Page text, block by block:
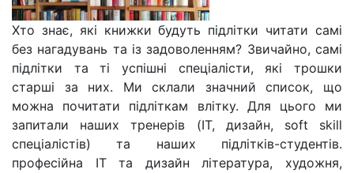
Хто знає, які книжки будуть підлітки читати самі
без нагадувань та із задоволенням? Звичайно, самі
підлітки та ті успішні спеціалісти, які трошки
старші за них. Ми склали значний список, що
можна почитати підліткам влітку. Для цього ми
запитали наших тренерів (IT, дизайн, soft skill
спеціалістів) та наших підлітків-студентів.
професійна IT та дизайн література, художня,